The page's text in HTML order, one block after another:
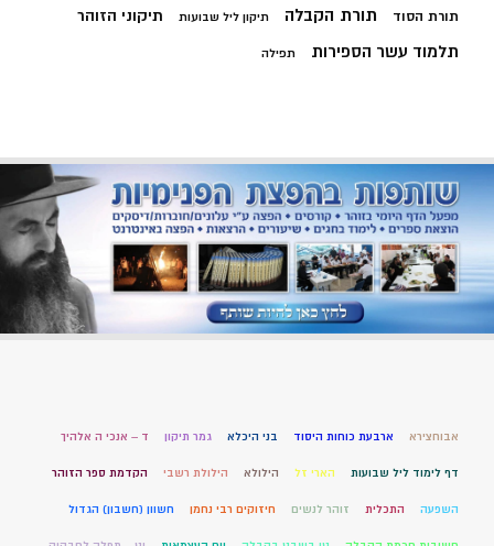
תורת הסוד תורת הקבלה תיקון ליל שבועות תיקוני הזוהר
תלמוד עשר הספירות תפילה
אבוחצירא ארבעת כוחות היסוד בני היכלא גמר תיקון ד – אנכי ה אלהיך
דף לימוד ליל שבועות הארי זל הילולא הילולת רשבי הקדמת ספר הזוהר
השפעה התכלית זוהר לנשים חיזוקים רבי נחמן חשוון (חשבון) הגדול